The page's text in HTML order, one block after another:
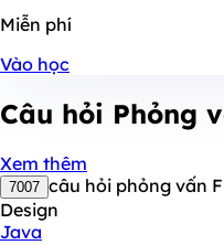
Miễn phí
Vào học
Câu hỏi Phỏng
Xem thêm
7007 câu hỏi phỏng vấn
Design
Java